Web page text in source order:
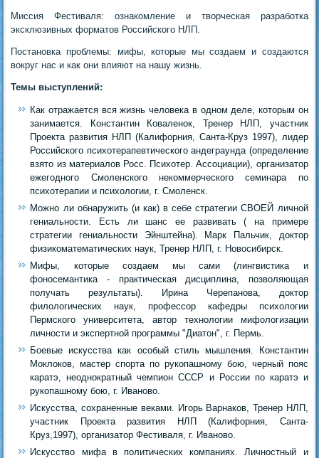
Миссия Фестиваля: ознакомление и творческая разработка
эксклюзивных форматов Российского НЛП.
Постановка проблемы: мифы, которые мы создаем и создаются
вокруг нас и как они влияют на нашу жизнь.
Темы выступлений:
Как отражается вся жизнь человека в одном деле, которым он
занимается. Константин Коваленок, Тренер НЛП, участник
Проекта развития НЛП (Калифорния, Санта-Круз 1997), лидер
Российского психотерапевтического андеграунда (определение
взято из материалов Росс. Психотер. Ассоциации), организатор
ежегодного Смоленского некоммерческого семинара по
психотерапии и психологии, г. Смоленск.
Можно ли обнаружить (и как) в себе стратегии СВОЕЙ личной
гениальности. Есть ли шанс ее развивать ( на примере
стратегии гениальности Эйнштейна). Марк Пальчик, доктор
физикоматематических наук, Тренер НЛП, г. Новосибирск.
Мифы, которые создаем мы сами (лингвистика и
фоносемантика - практическая дисциплина, позволяющая
получать результаты). Ирина Черепанова, доктор
филологических наук, профессор кафедры психологии
Пермского университета, автор технологии мифологизации
личности и экспертной программы "Диатон", г. Пермь.
Боевые искусства как особый стиль мышления. Константин
Моклоков, мастер спорта по рукопашному бою, черный пояс
каратэ, неоднократный чемпион СССР и России по каратэ и
рукопашному бою, г. Иваново.
Искусства, сохраненные веками. Игорь Варнаков, Тренер НЛП,
участник Проекта развития НЛП (Калифорния, Санта-
Круз,1997), организатор Фестиваля, г. Иваново.
Искусство мифа в политических компаниях. Личностный и